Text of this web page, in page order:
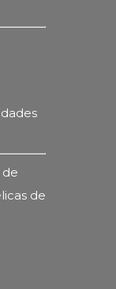
de
de